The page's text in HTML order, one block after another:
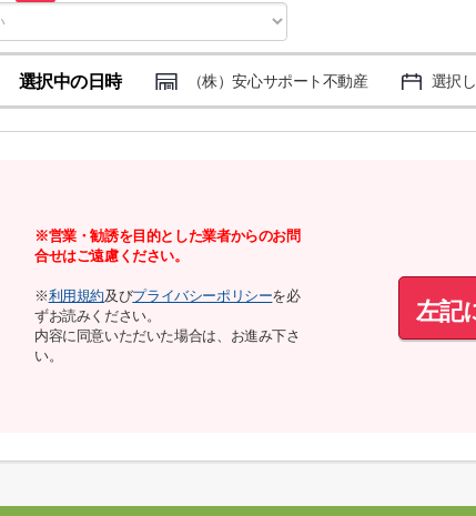
選択中の日時 （株）安心サポート不動産 選択
※営業・勧誘を目的とした業者からのお問
合せはご遠慮ください。
※利用規約及びプライバシーポリシーを必
ずお読みください。
内容に同意いただいた場合は、お進み下さ
い。
左記